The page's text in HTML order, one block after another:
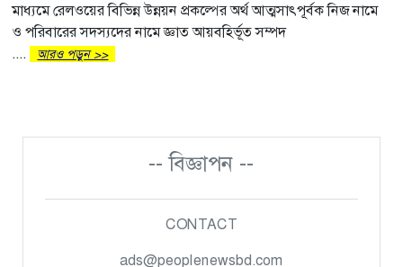
মাধ্যমে রেলওয়ের বিভিন্ন উন্নয়ন প্রকল্পের অর্থ আত্মসাৎপূর্বক নিজ নামে
ও পরিবারের সদস্যদের নামে জ্ঞাত আয়বহির্ভূত সম্পদ
....
আরও পড়ুন >>
-- বিজ্ঞাপন --
CONTACT
ads@peoplenewsbd.com